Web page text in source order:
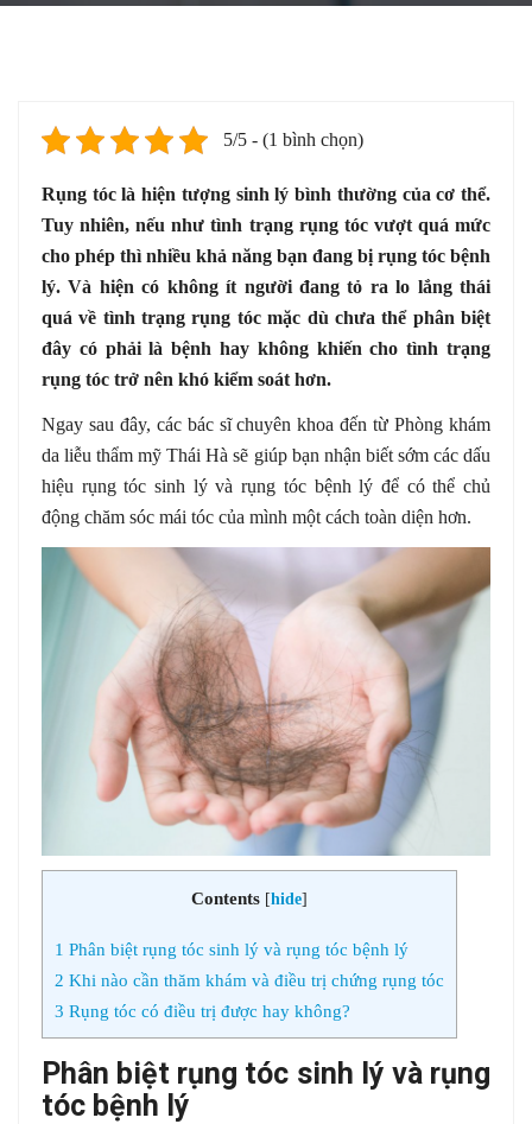
5/5 - (1 bình chọn)
Rụng tóc là hiện tượng sinh lý bình thường của cơ thể.
Tuy nhiên, nếu như tình trạng rụng tóc vượt quá mức
cho phép thì nhiều khả năng bạn đang bị rụng tóc bệnh
lý. Và hiện có không ít người đang tỏ ra lo lắng thái
quá về tình trạng rụng tóc mặc dù chưa thể phân biệt
đây có phải là bệnh hay không khiến cho tình trạng
rụng tóc trở nên khó kiểm soát hơn.
Ngay sau đây, các bác sĩ chuyên khoa đến từ Phòng khám
da liễu thẩm mỹ Thái Hà sẽ giúp bạn nhận biết sớm các dấu
hiệu rụng tóc sinh lý và rụng tóc bệnh lý để có thể chủ
động chăm sóc mái tóc của mình một cách toàn diện hơn.
Contents [hide]
1 Phân biệt rụng tóc sinh lý và rụng tóc bệnh lý
2 Khi nào cần thăm khám và điều trị chứng rụng tóc
3 Rụng tóc có điều trị được hay không?
Phân biệt rụng tóc sinh lý và rụng
tóc bệnh lý